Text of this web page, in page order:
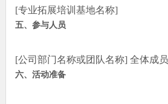
[专业拓展培训基地名称]
五、参与人员
[公司部门名称或团队名称] 全体成员
六、活动准备